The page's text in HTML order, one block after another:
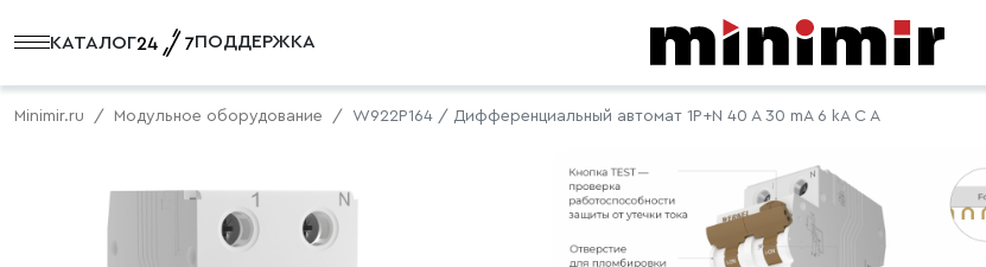
КАТАЛОГ ПОДДЕРЖКА
Minimir.ru Модульное оборудование W922P164 / Дифференциальный автомат 1P+N 40 A 30 mA 6 kA C A